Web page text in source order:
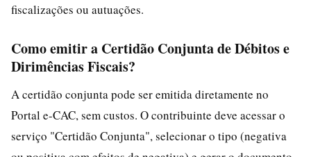
fiscalizações ou autuações.
Como emitir a Certidão Conjunta de Débitos e
Dirimências Fiscais?
A certidão conjunta pode ser emitida diretamente no
Portal e-CAC, sem custos. O contribuinte deve acessar o
serviço "Certidão Conjunta", selecionar o tipo (negativa